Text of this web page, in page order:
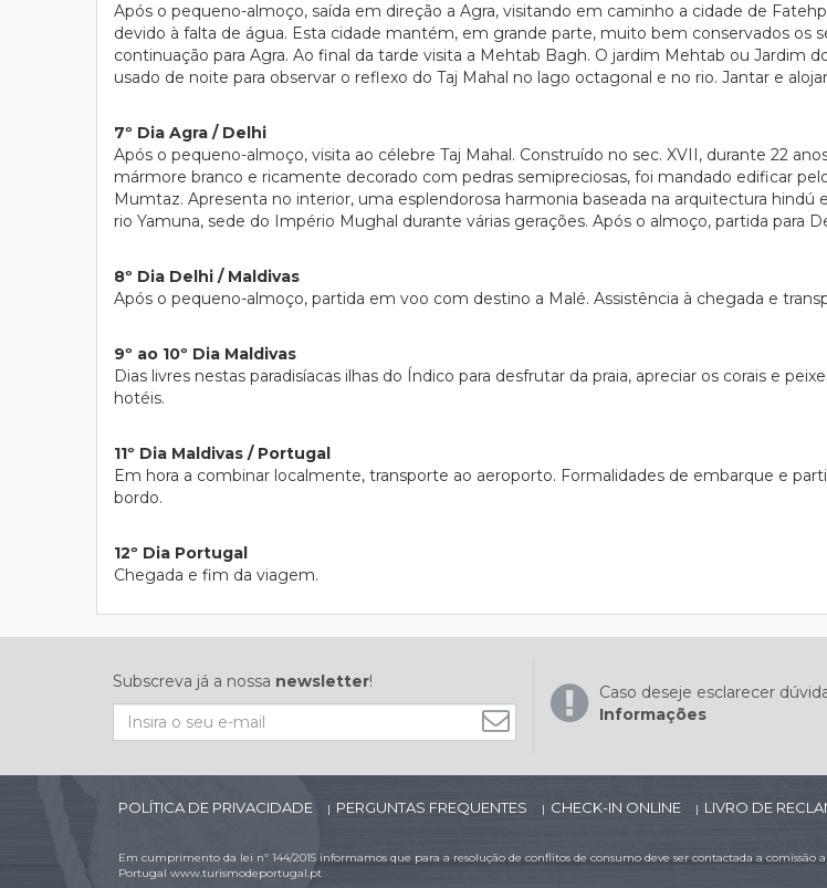
Após o pequeno-almoço, saída em direção a Agra, visitando em caminho a cidade de
devido à falta de água. Esta cidade mantém, em grande parte, muito bem conservados os
continuação para Agra. Ao final da tarde visita a Mehtab Bagh. O jardim Mehtab ou Jardim
usado de noite para observar o reflexo do Taj Mahal no lago octagonal e no rio. Jantar e
7º Dia Agra / Delhi
Após o pequeno-almoço, visita ao célebre Taj Mahal. Construído no sec. XVII, durante 22
mármore branco e ricamente decorado com pedras semipreciosas, foi mandado edificar
Mumtaz. Apresenta no interior, uma esplendorosa harmonia baseada na arquitectura
rio Yamuna, sede do Império Mughal durante várias gerações. Após o almoço, partida para
8º Dia Delhi / Maldivas
Após o pequeno-almoço, partida em voo com destino a Malé. Assistência à chegada e
9º ao 10º Dia Maldivas
Dias livres nestas paradisíacas ilhas do Índico para desfrutar da praia, apreciar os corais e
hotéis.
11º Dia Maldivas / Portugal
Em hora a combinar localmente, transporte ao aeroporto. Formalidades de embarque e
bordo.
12º Dia Portugal
Chegada e fim da viagem.
Subscreva já a nossa newsletter!
Caso deseje esclarecer
Informações
POLÍTICA DE PRIVACIDADE | PERGUNTAS FREQUENTES | CHECK-IN ONLINE | LIVRO DE
Em cumprimento da lei nº 144/2015 informamos que para a resolução de conflitos de consumo deve ser contactada a comissão
Portugal www.turismodeportugal.pt